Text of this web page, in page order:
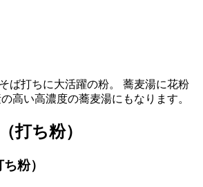
ば打ちに大活躍の粉。 蕎麦湯に花粉
高い高濃度の蕎麦湯にもなります。
打ち粉）
粉）